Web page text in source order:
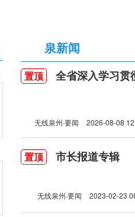
泉新闻
置顶 全省深入学习贯彻习
无线泉州·要闻 2026-08-08
置顶 市长报道专辑
无线泉州·要闻 2023-02-23